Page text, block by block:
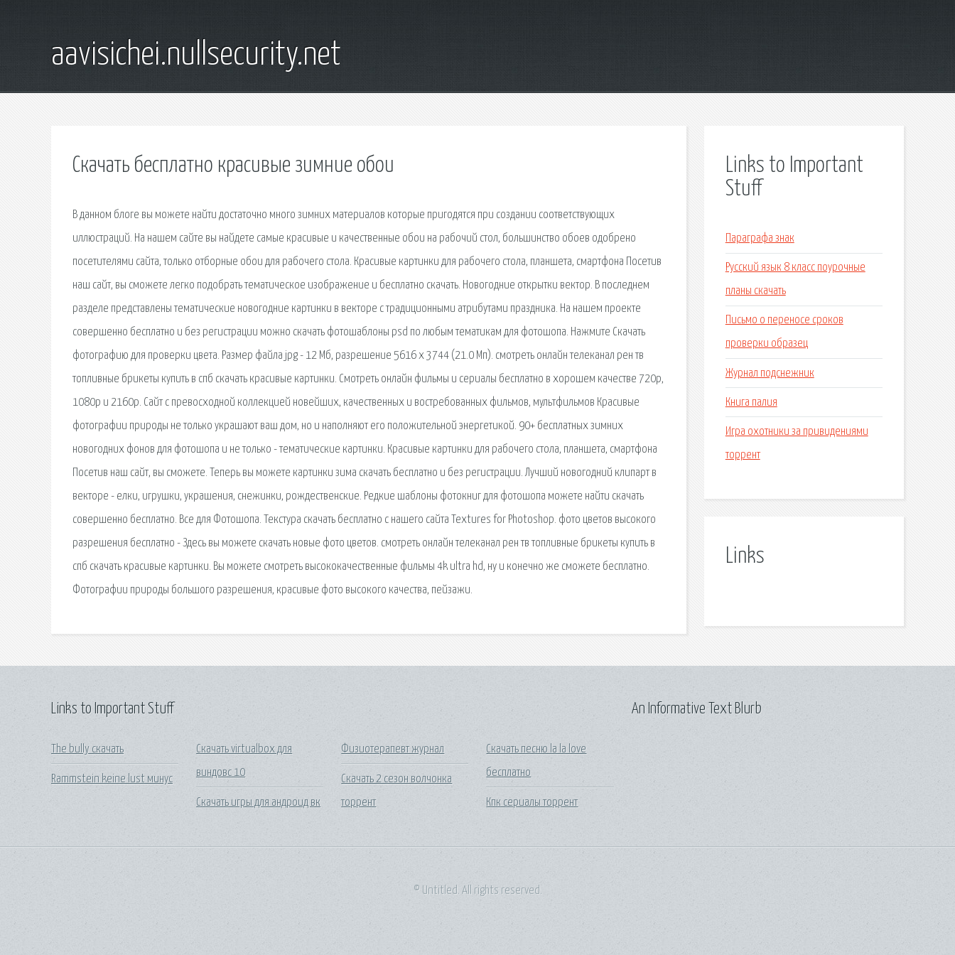
aavisichei.nullsecurity.net
Скачать бесплатно красивые зимние обои
В данном блоге вы можете найти достаточно много зимних материалов которые пригодятся при создании соответствующих
иллюстраций. На нашем сайте вы найдете самые красивые и качественные обои на рабочий стол, большинство обоев одобрено
посетителями сайта, только отборные обои для рабочего стола. Красивые картинки для рабочего стола, планшета, смартфона Посетив
наш сайт, вы сможете легко подобрать тематическое изображение и бесплатно скачать. Новогодние открытки вектор. В последнем
разделе представлены тематические новогодние картинки в векторе с традиционными атрибутами праздника. На нашем проекте
совершенно бесплатно и без регистрации можно скачать фотошаблоны psd по любым тематикам для фотошопа. Нажмите Скачать
фотографию для проверки цвета. Размер файла jpg - 12 Мб, разрешение 5616 x 3744 (21.0 Мп). смотреть онлайн телеканал рен тв
топливные брикеты купить в спб скачать красивые картинки. Смотреть онлайн фильмы и сериалы бесплатно в хорошем качестве 720p,
1080p и 2160p. Сайт с превосходной коллекцией новейших, качественных и востребованных фильмов, мультфильмов Красивые
фотографии природы не только украшают ваш дом, но и наполняют его положительной энергетикой. 90+ бесплатных зимних
новогодних фонов для фотошопа и не только - тематические картинки. Красивые картинки для рабочего стола, планшета, смартфона
Посетив наш сайт, вы сможете. Теперь вы можете картинки зима скачать бесплатно и без регистрации. Лучший новогодний клипарт в
векторе - елки, игрушки, украшения, снежинки, рождественские. Редкие шаблоны фотокниг для фотошопа можете найти скачать
совершенно бесплатно. Все для Фотошопа. Текстура скачать бесплатно с нашего сайта Textures for Photoshop. фото цветов высокого
разрешения бесплатно - Здесь вы можете скачать новые фото цветов. смотреть онлайн телеканал рен тв топливные брикеты купить в
спб скачать красивые картинки. Вы можете смотреть высококачественные фильмы 4k ultra hd, ну и конечно же сможете бесплатно.
Фотографии природы большого разрешения, красивые фото высокого качества, пейзажи.
Links to Important
Stuff
Параграфа знак
Русский язык 8 класс поурочные
планы скачать
Письмо о переносе сроков
проверки образец
Журнал подснежник
Книга палия
Игра охотники за привидениями
торрент
Links
Links to Important Stuff
The bully скачать
Rammstein keine lust минус
Скачать virtualbox для
виндовс 10
Скачать игры для андроид вк
Физиотерапевт журнал
Скачать 2 сезон волчонка
торрент
Скачать песню la la love
бесплатно
Кпк сериалы торрент
An Informative Text Blurb
© Untitled. All rights reserved.